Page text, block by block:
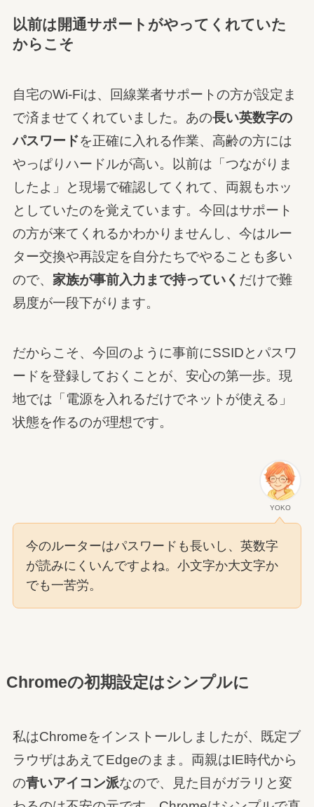
以前は開通サポートがやってくれていた
からこそ
自宅のWi-Fiは、回線業者サポートの方が設定ま
で済ませてくれていました。あの長い英数字の
パスワードを正確に入れる作業、高齢の方には
やっぱりハードルが高い。以前は「つながりま
したよ」と現場で確認してくれて、両親もホッ
としていたのを覚えています。今回はサポート
の方が来てくれるかわかりませんし、今はルー
ター交換や再設定を自分たちでやることも多い
ので、 家族が事前入力まで持っていく だけで難
易度が一段下がります。
だからこそ、今回のように事前にSSIDとパスワ
ードを登録しておくことが、安心の第一歩。現
地では「電源を入れるだけでネットが使える」
状態を作るのが理想です。
YOKO
今のルーターはパスワードも長いし、英数字
が読みにくいんですよね。小文字か大文字か
でも一苦労。
Chromeの初期設定はシンプルに
私はChromeをインストールしましたが、既定ブ
ラウザはあえてEdgeのまま。両親はIE時代から
の青いアイコン派なので、見た目がガラリと変